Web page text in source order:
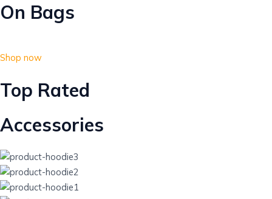
On Bags
Shop now
Top Rated
Accessories